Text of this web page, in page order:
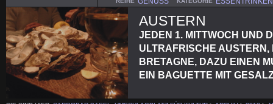
AUSTERN
JEDEN 1. MITTWOCH UND
ULTRAFRISCHE
BRETAGNE, DAZU EINEN
EIN BAGUETTE MIT